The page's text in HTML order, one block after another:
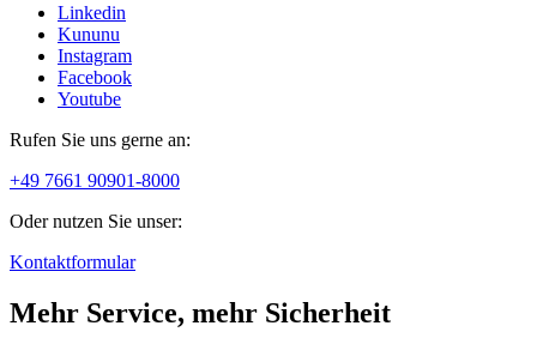
Linkedin
Kununu
Instagram
Facebook
Youtube
Rufen Sie uns gerne an:
+49 7661 90901-8000
Oder nutzen Sie unser:
Kontaktformular
Mehr Service, mehr Sicherheit